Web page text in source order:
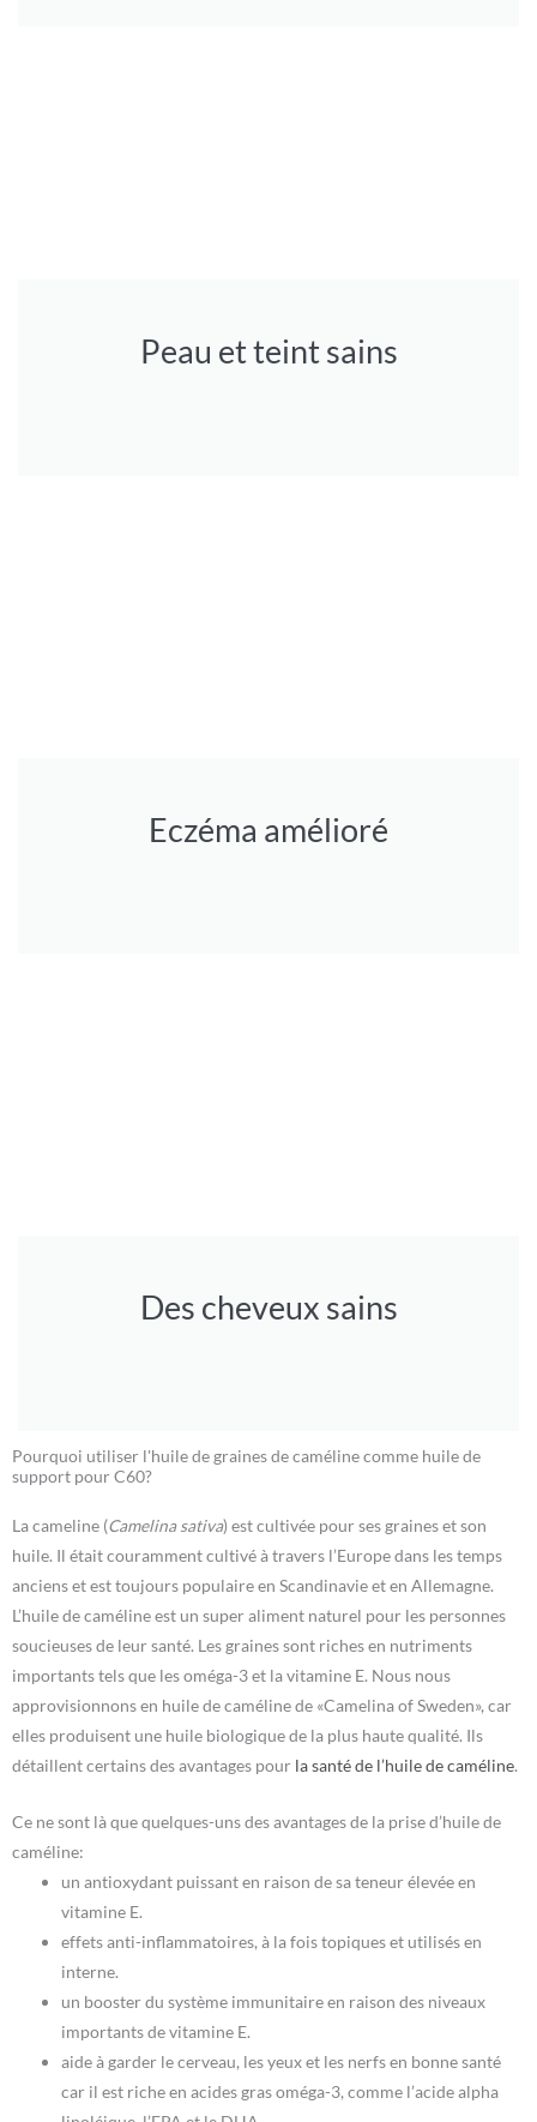
Peau et teint sains
Eczéma amélioré
Des cheveux sains
Pourquoi utiliser l'huile de graines de caméline comme huile de
support pour C60?
La cameline (Camelina sativa) est cultivée pour ses graines et son
huile. Il était couramment cultivé à travers l’Europe dans les temps
anciens et est toujours populaire en Scandinavie et en Allemagne.
L’huile de caméline est un super aliment naturel pour les personnes
soucieuses de leur santé. Les graines sont riches en nutriments
importants tels que les oméga-3 et la vitamine E. Nous nous
approvisionnons en huile de caméline de «Camelina of Sweden», car
elles produisent une huile biologique de la plus haute qualité. Ils
détaillent certains des avantages pour la santé de l’huile de caméline.
Ce ne sont là que quelques-uns des avantages de la prise d’huile de
caméline:
un antioxydant puissant en raison de sa teneur élevée en
vitamine E.
effets anti-inflammatoires, à la fois topiques et utilisés en
interne.
un booster du système immunitaire en raison des niveaux
importants de vitamine E.
aide à garder le cerveau, les yeux et les nerfs en bonne santé
car il est riche en acides gras oméga-3, comme l’acide alpha